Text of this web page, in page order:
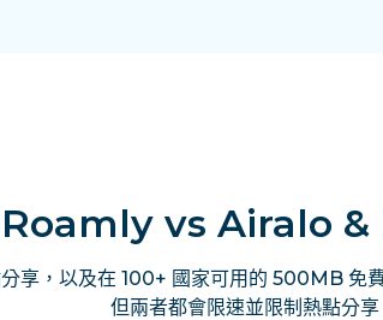
vs Airalo
享，以及在 100+ 國家可用的 500MB
但兩者都會限速並限制熱點分享